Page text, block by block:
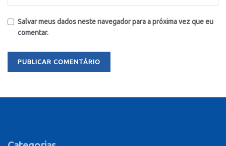
Salvar meus dados neste navegador para a próxima vez que eu
comentar.